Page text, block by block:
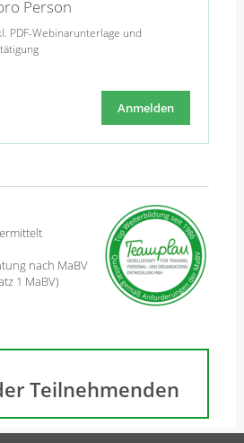
Person
PDF-Webinarunterlage und
Anmelden
nach MaBV
1 MaBV)
Teilnehmenden